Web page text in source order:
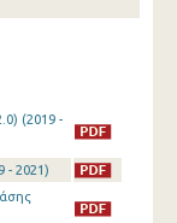
(2019 -
- 2021)